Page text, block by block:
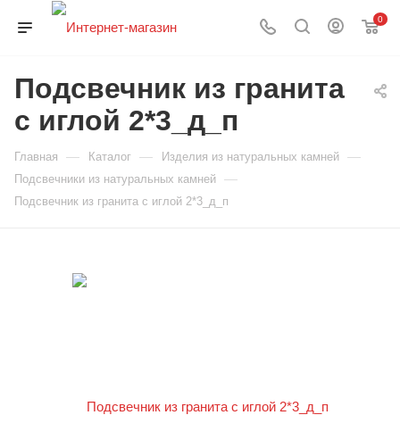
0
Подсвечник из гранита
с иглой 2*3_д_п
Главная — Каталог — Изделия из натуральных камней —
Подсвечники из натуральных камней —
Подсвечник из гранита с иглой 2*3_д_п